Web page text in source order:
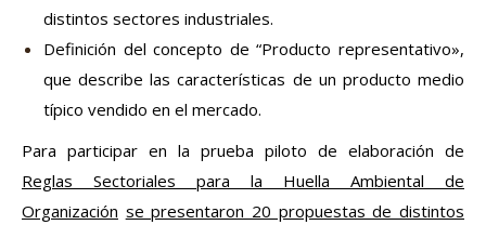
distintos sectores industriales.
Definición del concepto de “Producto representativo»,
que describe las características de un producto medio
típico vendido en el mercado.
Para participar en la prueba piloto de elaboración de
Reglas Sectoriales para la Huella Ambiental de
Organización se presentaron 20 propuestas de distintos